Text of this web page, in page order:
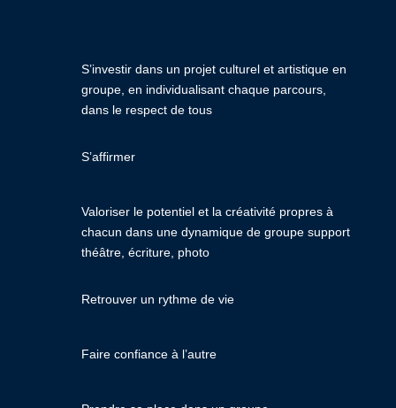
S’investir dans un projet culturel et artistique en
groupe, en individualisant chaque parcours,
dans le respect de tous
S’affirmer
Valoriser le potentiel et la créativité propres à
chacun dans une dynamique de groupe support
théâtre, écriture, photo
Retrouver un rythme de vie
Faire confiance à l’autre